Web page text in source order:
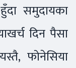
समुदायका
दिन पैसा
फोनेसिया